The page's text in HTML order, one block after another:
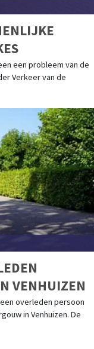
een probleem van de
Verkeer van de
VENHUIZEN
een overleden persoon
in Venhuizen. De